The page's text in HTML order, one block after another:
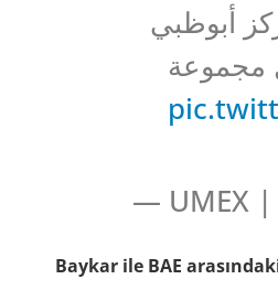
“سيمتكس” 2024 في مركز أبوظبي
من قبل مجموعة
— UMEX |
Baykar ile BAE